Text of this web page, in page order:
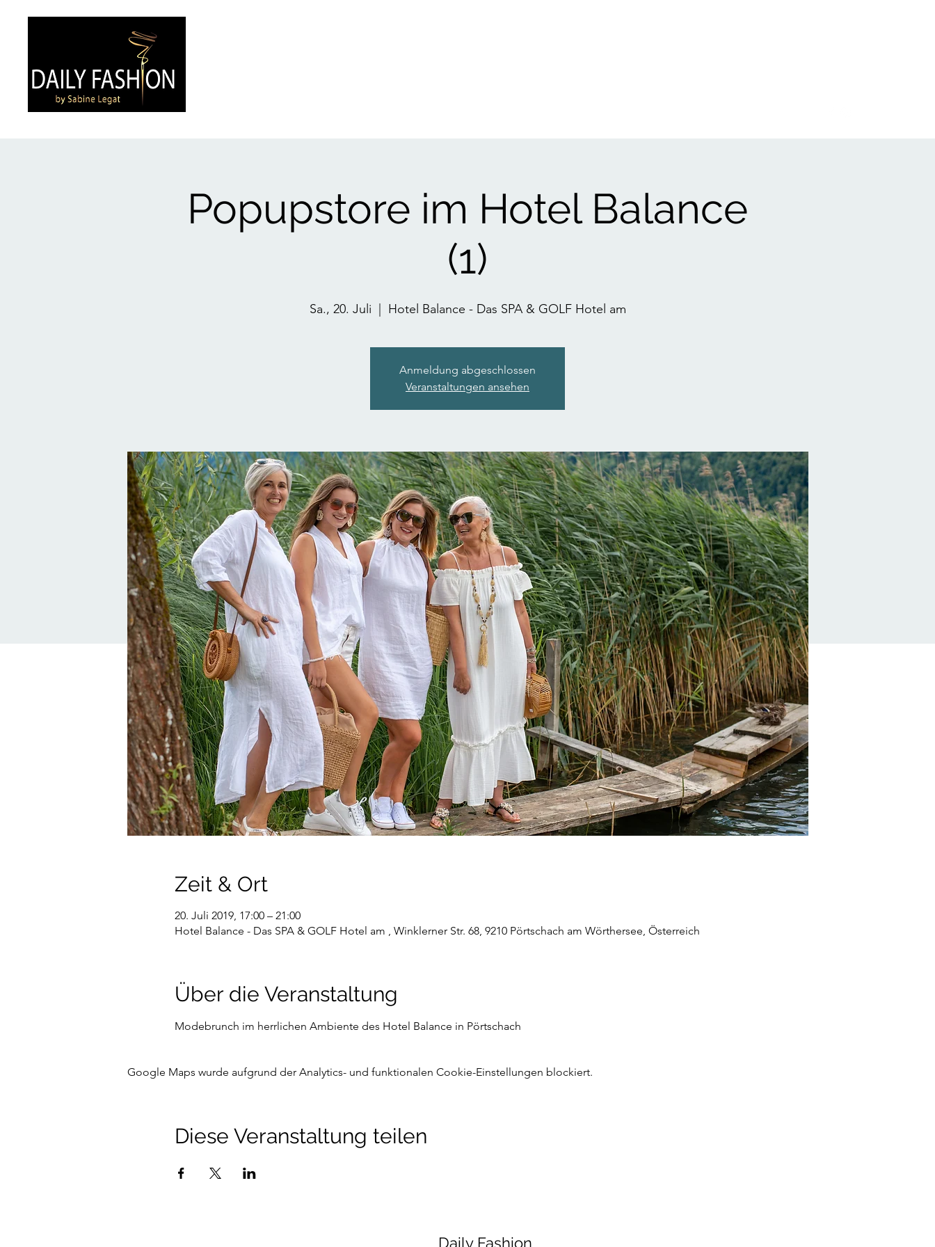
Popupstore im Hotel Balance
(1)
Sa., 20. Juli Hotel Balance - Das SPA & GOLF Hotel am
Anmeldung abgeschlossen
Veranstaltungen ansehen
Zeit & Ort
20. Juli 2019, 17:00 – 21:00
Hotel Balance - Das SPA & GOLF Hotel am , Winklerner Str. 68, 9210 Pörtschach am Wörthersee, Österreich
Über die Veranstaltung
Modebrunch im herrlichen Ambiente des Hotel Balance in Pörtschach
Google Maps wurde aufgrund der Analytics- und funktionalen Cookie-Einstellungen blockiert.
Diese Veranstaltung teilen
Daily Fashion